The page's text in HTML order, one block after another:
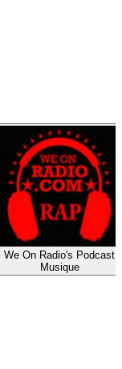
We On Radio's Podcast
Musique